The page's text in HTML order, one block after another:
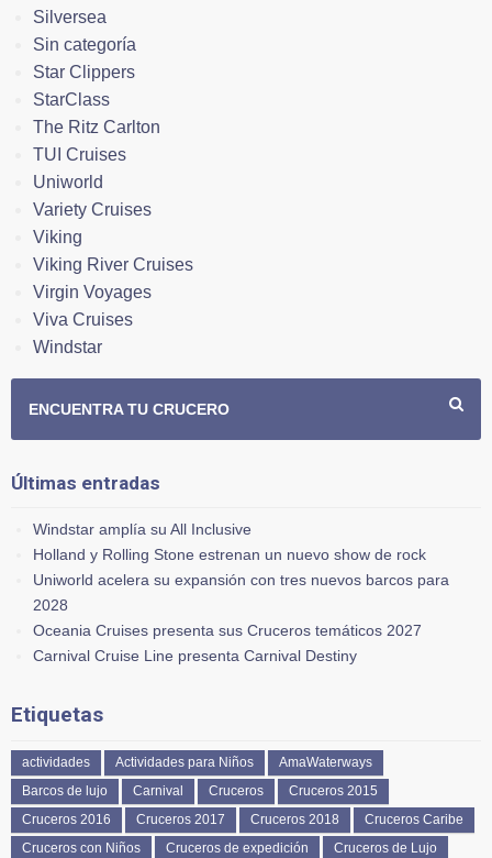
Silversea
Sin categoría
Star Clippers
StarClass
The Ritz Carlton
TUI Cruises
Uniworld
Variety Cruises
Viking
Viking River Cruises
Virgin Voyages
Viva Cruises
Windstar
ENCUENTRA TU CRUCERO
Últimas entradas
Windstar amplía su All Inclusive
Holland y Rolling Stone estrenan un nuevo show de rock
Uniworld acelera su expansión con tres nuevos barcos para
2028
Oceania Cruises presenta sus Cruceros temáticos 2027
Carnival Cruise Line presenta Carnival Destiny
Etiquetas
actividades Actividades para Niños
AmaWaterways
Barcos de lujo
Carnival Cruceros
Cruceros 2015
Cruceros 2016
Cruceros 2017 Cruceros 2018
Cruceros Caribe
Cruceros con Niños
Cruceros de expedición
Cruceros de Lujo